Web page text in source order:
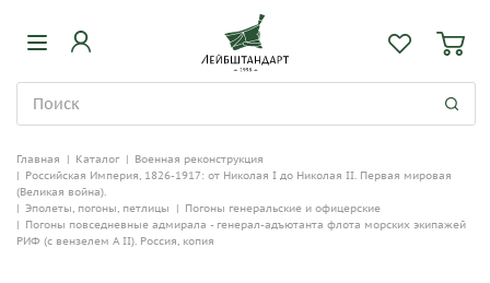
Главная | Каталог | Военная реконструкция
| Российская Империя, 1826-1917: от Николая I до Николая II. Первая мировая
(Великая война).
| Эполеты, погоны, петлицы | Погоны генеральские и офицерские
| Погоны повседневные адмирала - генерал-адъютанта флота морских экипажей
РИФ (с вензелем А II). Россия, копия